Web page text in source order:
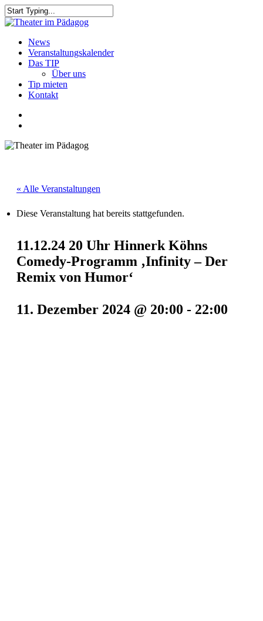
Skip
to
content
Close
search
Menu
News
Veranstaltungskalender
Das TIP
Über uns
Tip mieten
Kontakt
« Alle Veranstaltungen
Diese Veranstaltung hat bereits stattgefunden.
11.12.24 20 Uhr Hinnerk Köhns
Comedy-Programm ‚Infinity – Der
Remix von Humor‘
11. Dezember 2024 @ 20:00 - 22:00